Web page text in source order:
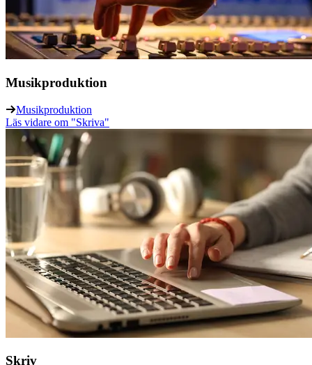
Musikproduktion
Musikproduktion
Läs vidare om "Skriva"
Skriv